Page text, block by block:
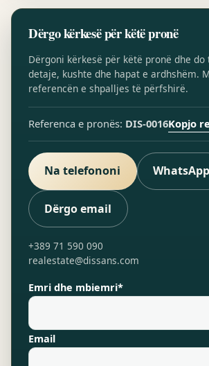
Dërgo kërkesë për këtë pronë
Dërgoni kërkesë për këtë pronë dhe
detaje, kushte dhe hapat e ardhshëm.
referencën e shpalljes të përfshirë.
Referenca e pronës: DIS-0016Kopjo
Na telefononi WhatsApp
Dërgo email
+389 71 590 090
realestate@dissans.com
Emri dhe mbiemri*
Email